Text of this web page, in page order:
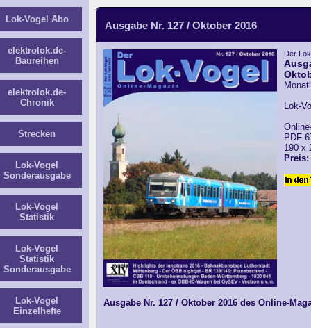
Ausgabe Nr. 127 / Oktober 2016
Ausgabe Nr. 127 / Oktober 2016 des Online-
Der
Lok-
PDF
190 x
Lok-Vogel Abo
elektrolok.de-
Baureihen
elektrolok.de-
Chronik
Strecken
Lok-Vogel
Sonderausgabe
Lok-Vogel
Statistik
Lok-Vogel
Statistik
Sonderausgabe
Lok-Vogel
Einzelhefte